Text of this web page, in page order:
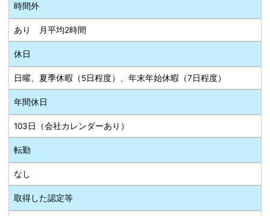
時間外
あり 月平均2時間
休日
日曜、夏季休暇（5日程度）、年末年始休暇（7日程度）
年間休日
103日（会社カレンダーあり）
転勤
なし
取得した認定等